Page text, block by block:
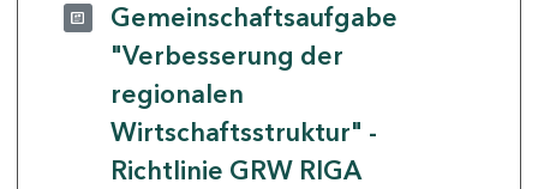
Gemeinschaftsaufgabe
"Verbesserung der
regionalen
Wirtschaftsstruktur" -
Richtlinie GRW RIGA